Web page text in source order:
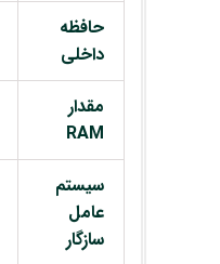
حافظه
داخلی
مقدار
RAM
سیستم
عامل
سازگار